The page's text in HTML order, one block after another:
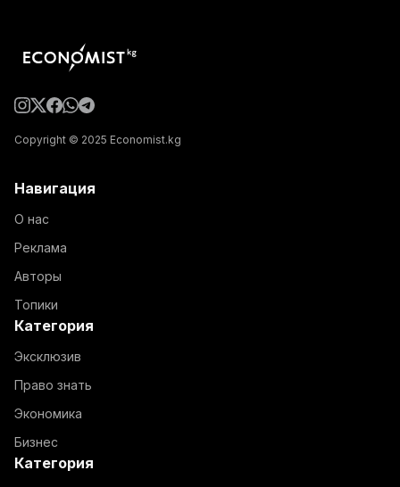
Copyright © 2025 Economist.kg
Навигация
О нас
Реклама
Авторы
Топики
Категория
Эксклюзив
Право знать
Экономика
Бизнес
Категория